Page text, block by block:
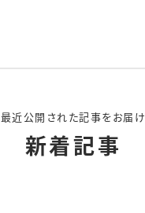
最近公開された記事をお届け
新着記事